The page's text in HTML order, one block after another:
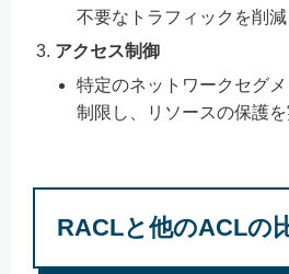
不要なトラフィックを削減
アクセス制御
特定のネットワークセグ
制限し、リソースの保護を
RACLと他のACLの